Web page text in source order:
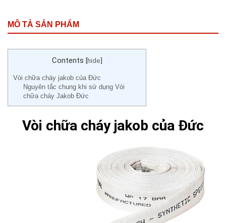
MÔ TẢ SẢN PHẨM
Contents [hide]
Vòi chữa cháy jakob của Đức
Nguyên tắc chung khi sử dụng Vòi
chữa cháy Jakob Đức
Vòi chữa cháy jakob của Đức